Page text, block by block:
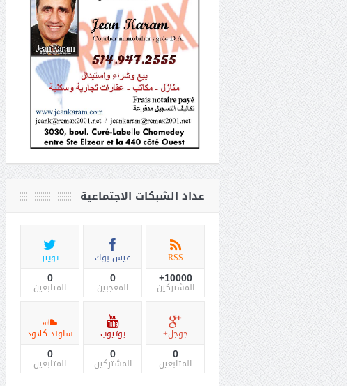
عداد الشبكات الاجتماعية
RSS
10000+
المشتركين
فيس بوك
0
المعجبين
تويتر
0
المتابعين
جوجل+
0
المتابعين
يوتيوب
0
المشتركين
ساوند كلاود
0
المتابعين